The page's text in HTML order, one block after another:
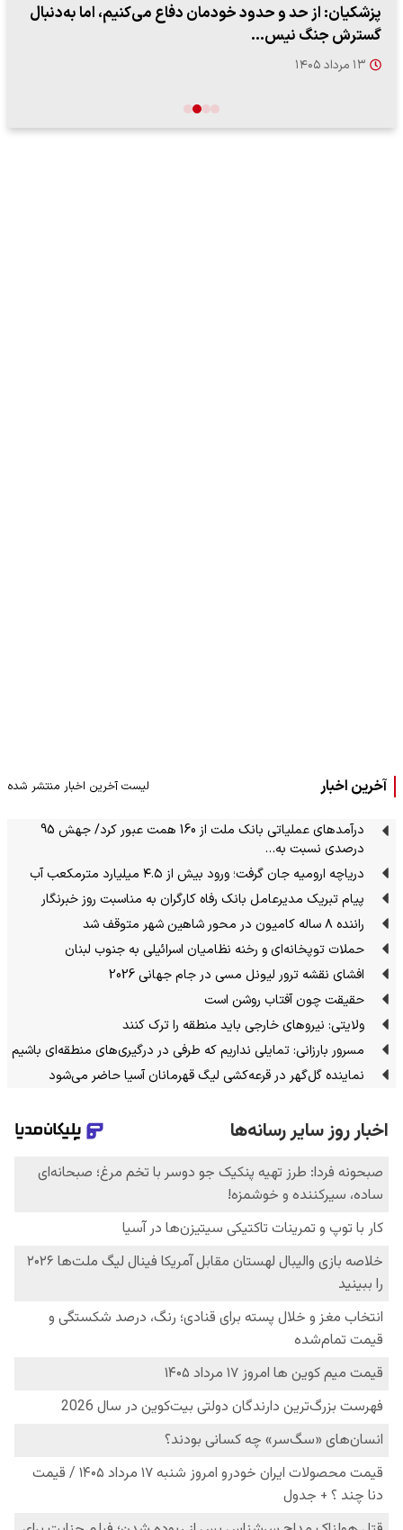
پزشکیان: از حد و حدود خودمان دفاع می‌کنیم، اما به‌دنبال
گسترش جنگ نیس…
۱۳ مرداد ۱۴۰۵
آخرین اخبار لیست آخرین اخبار منتشر شده
درآمدهای عملیاتی بانک ملت از 160 همت عبور کرد/ جهش 95
درصدی نسبت به…
دریاچه ارومیه جان گرفت؛ ورود بیش از ۴.۵ میلیارد مترمکعب آب
پیام تبریک مدیرعامل بانک رفاه کارگران به مناسبت روز خبرنگار
راننده ۸ ساله کامیون در محور شاهین شهر متوقف شد
حملات توپخانه‌ای و رخنه نظامیان اسرائیلی به جنوب لبنان
افشای نقشه ترور لیونل مسی در جام جهانی 2026
حقیقت چون آفتاب روشن است
ولایتی: نیروهای خارجی باید منطقه را ترک کنند
مسرور بارزانی: تمایلی نداریم که طرفی در درگیری‌های منطقه‌ای باشیم
نماینده گل‌گهر در قرعه‌کشی لیگ قهرمانان آسیا حاضر می‌شود